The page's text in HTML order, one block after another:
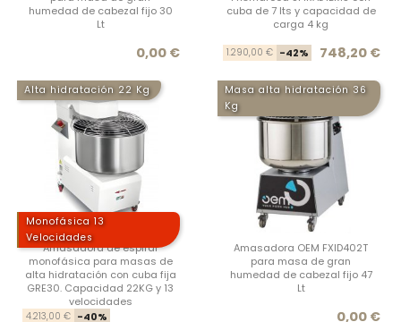
humedad de cabezal fijo 30
Lt
Precio
0,00 €
cuba de 7 lts y capacidad de
carga 4 kg
1.290,00 € -42% 748,20 €
Alta hidratación 22 Kg
Monofásica 13
Velocidades
Amasadora de espiral
monofásica para masas de
alta hidratación con cuba fija
GRE30. Capacidad 22KG y 13
velocidades
4.213,00 € -40%
Masa alta hidratación 36
Kg
Amasadora OEM FXID402T
para masa de gran
humedad de cabezal fijo 47
Lt
0,00 €